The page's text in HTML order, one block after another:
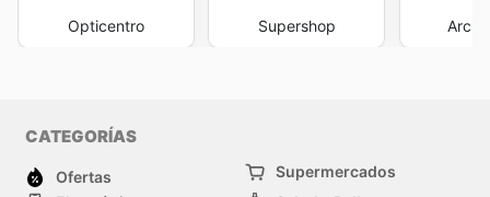
Opticentro Supershop
CATEGORÍAS
Ofertas
Supermercados